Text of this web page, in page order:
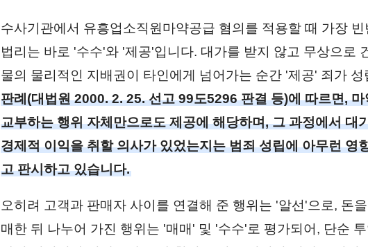
수사기관에서 유흥업소직원마약공급 혐의를 적용할 때 가장
법리는 바로 '수수'와 '제공'입니다. 대가를 받지 않고 무상으로
물의 물리적인 지배권이 타인에게 넘어가는 순간 '제공' 죄가 성
판례(대법원 2000. 2. 25. 선고 99도5296 판결 등)에 따르면,
교부하는 행위 자체만으로도 제공에 해당하며, 그 과정에서 대
경제적 이익을 취할 의사가 있었는지는 범죄 성립에 아무런 영
고 판시하고 있습니다.
오히려 고객과 판매자 사이를 연결해 준 행위는 '알선'으로, 돈
매한 뒤 나누어 가진 행위는 '매매' 및 '수수'로 평가되어, 단순 투